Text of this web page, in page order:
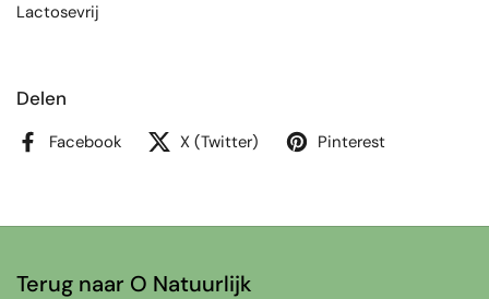
Lactosevrij
Delen
Facebook X (Twitter) Pinterest
Terug naar O Natuurlijk